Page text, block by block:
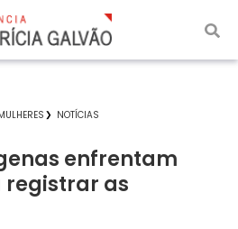
NOTÍCIAS
enfrentam
as